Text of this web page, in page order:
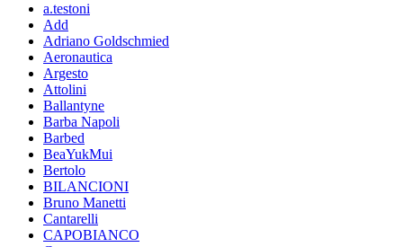
a.testoni
Add
Adriano Goldschmied
Aeronautica
Argesto
Attolini
Ballantyne
Barba Napoli
Barbed
BeaYukMui
Bertolo
BILANCIONI
Bruno Manetti
Cantarelli
CAPOBIANCO